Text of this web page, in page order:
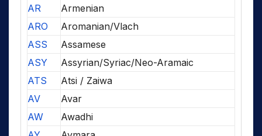
AR
Armenian
ARO
Aromanian/Vlach
ASS
Assamese
ASY
Assyrian/Syriac/Neo-Aramaic
ATS
Atsi / Zaiwa
AV
Avar
AW
Awadhi